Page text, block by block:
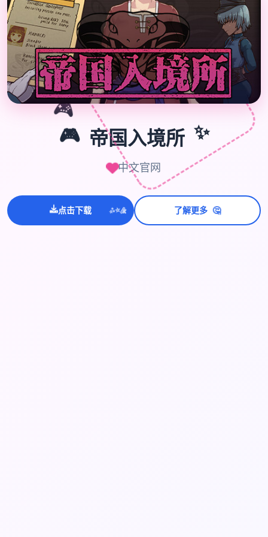
🎮
🎮 帝国入境所 ✨
中文官网
点击下载 ✨⭐💫 了解更多 🤔